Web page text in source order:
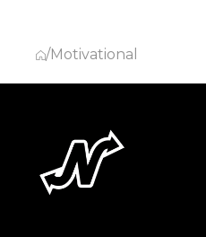
/Motivational